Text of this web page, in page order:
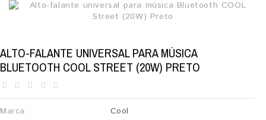
ALTO-FALANTE UNIVERSAL PARA MÚSICA
BLUETOOTH COOL STREET (20W) PRETO
Marca:
Cool